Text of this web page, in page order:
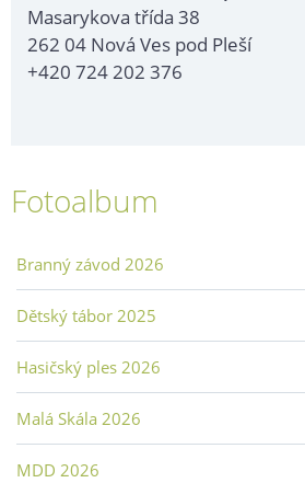
Masarykova třída 38
262 04 Nová Ves pod Pleší
+420 724 202 376
Fotoalbum
Branný závod 2026
Dětský tábor 2025
Hasičský ples 2026
Malá Skála 2026
MDD 2026